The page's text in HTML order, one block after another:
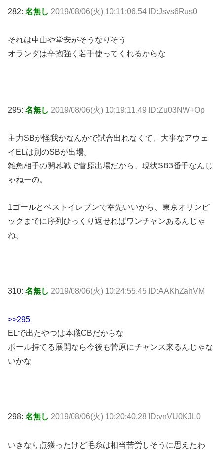
282: 名無し 2019/08/06(火) 10:11:06.54 ID:Jsvs6Rus0
それは中山や堂安がそうなりそう
オランダは辛抱強く若手使ってくれるからな
295: 名無し 2019/08/06(火) 10:19:11.49 ID:Zu03NW+Op
主力SBが怪我かなんかで試合出れなくて、大事なアウェ
イELは別のSBが出場。
雑魚相手の開幕戦で菅原出場だから、現状SB3番手なんじ
ゃねーの。
1ゴールとベストイレブンで幸先いいから、東京オリンピ
ックまでに序列ひっくり返せればワンチャンあるんじゃ
ね。
310: 名無し 2019/08/06(火) 10:24:55.45 ID:AAKhZahVM
>>295
ELで出たやつは本職CBだからな
ボール持てる展開なら今後も菅原にチャンス来るんじゃな
いかな
298: 名無し 2019/08/06(火) 10:20:40.28 ID:vnVU0KJL0
いきなり点獲ったけど毛糸は相当苦労しそうに思えたわ